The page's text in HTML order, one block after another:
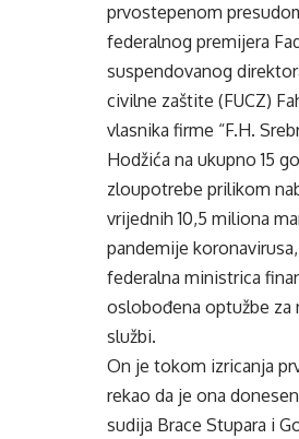
prvostepenom
federalnog premijera
suspendovanog
civilne zaštite (FUCZ)
vlasnika firme “F.H.
Hodžića na ukupno 15
zloupotrebe prilikom
vrijednih 10,5 miliona
pandemije
federalna ministrica
oslobođena optužbe za
službi.
On je tokom izricanja
rekao da je ona
sudija Brace Stupara i